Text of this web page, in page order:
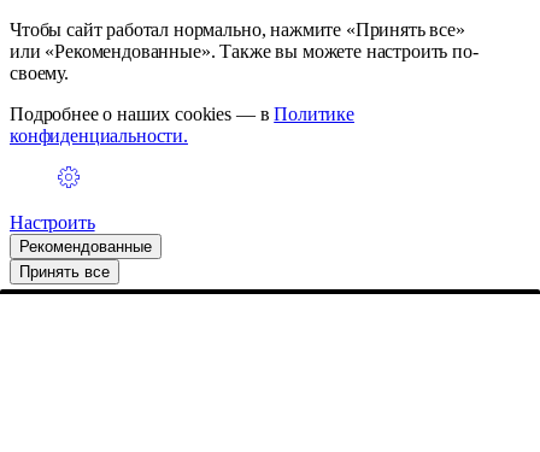
Чтобы сайт работал нормально, нажмите «Принять все»
или «Рекомендованные». Также вы можете настроить по-
своему.
Подробнее о наших cookies — вПолитике
конфиденциальности.
Настроить
Рекомендованные
Принять все